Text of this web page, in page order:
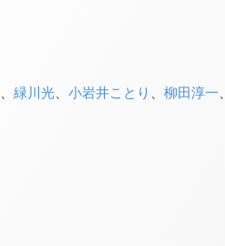
緑川光、 小岩井ことり 柳田淳一